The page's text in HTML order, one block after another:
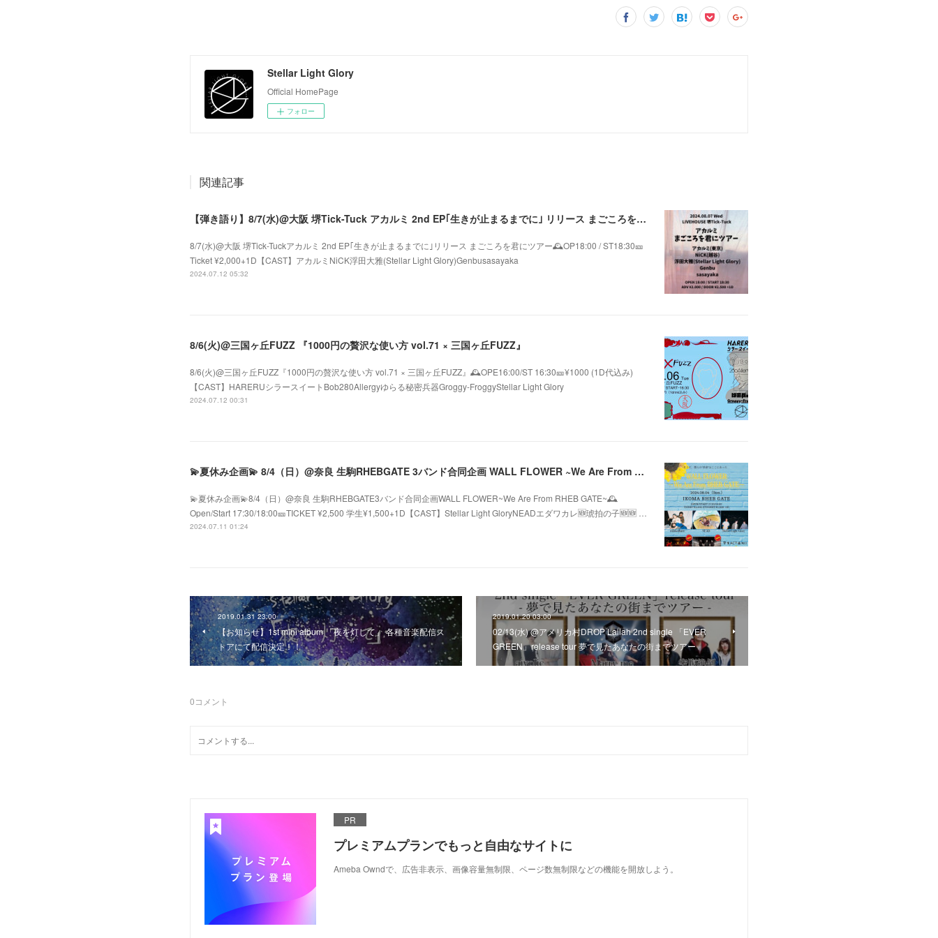
Stellar Light Glory
Official HomePage
フォロー
関連記事
【弾き語り】8/7(水)@大阪 堺Tick-Tuck アカルミ 2nd EP｢生きが止まるまでに｣ リリース まごころを君にツアー
8/7(水)@大阪 堺Tick-Tuckアカルミ 2nd EP｢生きが止まるまでに｣リリース まごころを君にツアー🕰️OP18:00 / ST18:30🎫
Ticket ¥2,000+1D【CAST】アカルミNiCK浮田大雅(Stellar Light Glory)Genbusasayaka
2024.07.12 05:32
8/6(火)@三国ヶ丘FUZZ 『1000円の贅沢な使い方 vol.71 × 三国ヶ丘FUZZ』
8/6(火)@三国ヶ丘FUZZ『1000円の贅沢な使い方 vol.71 × 三国ヶ丘FUZZ』🕰️OPE16:00/ST 16:30🎫¥1000 (1D代込み)
【CAST】HARERUシラースイートBob280Allergyゆらる秘密兵器Groggy-FroggyStellar Light Glory
2024.07.12 00:31
💫夏休み企画💫 8/4（日）@奈良 生駒RHEBGATE 3バンド合同企画 WALL FLOWER ~We Are From RHEB GATE~
💫夏休み企画💫8/4（日）@奈良 生駒RHEBGATE3バンド合同企画WALL FLOWER~We Are From RHEB GATE~🕰️
Open/Start 17:30/18:00🎫TICKET ¥2,500 学生¥1,500+1D【CAST】Stellar Light GloryNEADエダワカレ🆕琥拍の子🆕🆕 …
2024.07.11 01:24
2019.01.31 23:00
【お知らせ】1st mini album 「夜を灯して」 各種音楽配信ス
トアにて配信決定！！
2019.01.20 03:00
02/13(水) @アメリカ村DROP Lailah 2nd single 「EVER
GREEN」release tour 夢で見たあなたの街までツアー
0コメント
PR
プレミアムプランでもっと自由なサイトに
Ameba Owndで、広告非表示、画像容量無制限、ページ数無制限などの機能を開放しよう。